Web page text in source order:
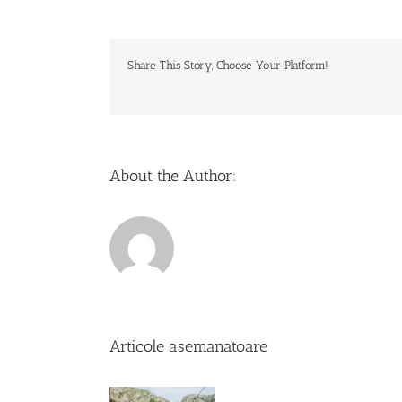
Share This Story, Choose Your Platform!
About the Author:
Articole asemanatoare